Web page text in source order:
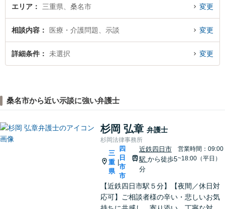
エリア 三重県、桑名市 変更
相談内容 医療・介護問題、示談 変更
詳細条件 未選択 変更
桑名市から近い示談に強い弁護士
杉岡 弘章 弁護士
杉岡法律事務所
三
重
県
四
日
市
市
近鉄四日市
駅 から徒歩5
分
営業時間：09:00
~18:00（平日）
【近鉄四日市駅５分】【夜間／休日対
応可】ご相談者様の辛い・悲しいお気